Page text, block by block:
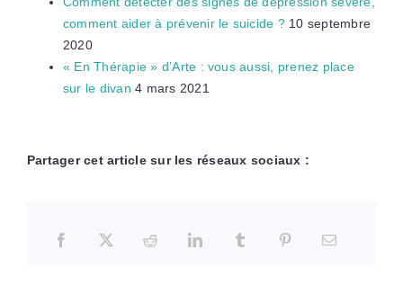
comment aider à prévenir le suicide ? 10 septembre
2020
« En Thérapie » d’Arte : vous aussi, prenez place
sur le divan 4 mars 2021
Partager cet article sur les réseaux sociaux :